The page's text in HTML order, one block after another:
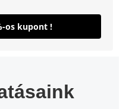
os kupont !